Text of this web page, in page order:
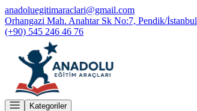
anadoluegitimaraclari@gmail.com
Orhangazi Mah. Anahtar Sk No:7, Pendik/İstanbul
(+90) 545 246 46 76
Kategoriler